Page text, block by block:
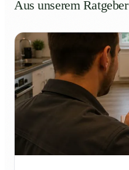
Aus unserem Ratgeber